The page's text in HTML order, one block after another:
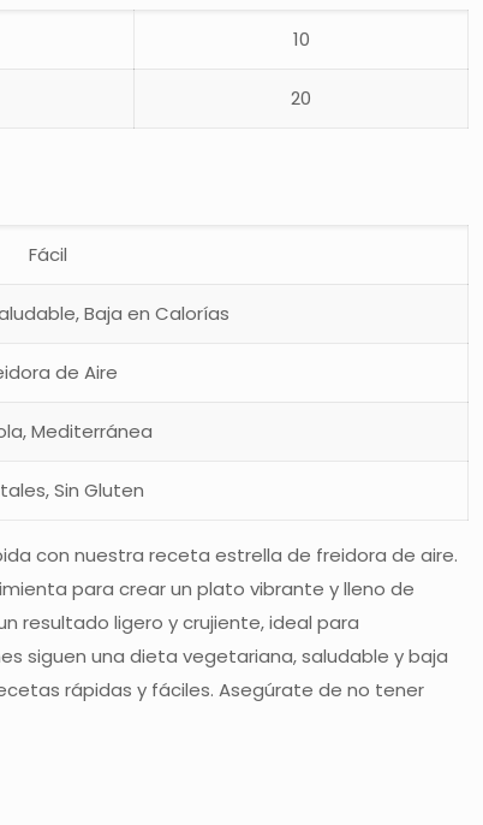
10
20
Fácil
Baja en Calorías
de Aire
Mediterránea
Sin Gluten
con nuestra receta estrella de freidora de aire.
para crear un plato vibrante y lleno de
resultado ligero y crujiente, ideal para
siguen una dieta vegetariana, saludable y baja
rápidas y fáciles. Asegúrate de no tener